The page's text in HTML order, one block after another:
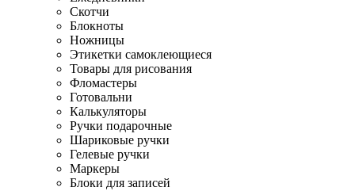
Скотчи
Блокноты
Ножницы
Этикетки самоклеющиеся
Товары для рисования
Фломастеры
Готовальни
Калькуляторы
Ручки подарочные
Шариковые ручки
Гелевые ручки
Маркеры
Блоки для записей